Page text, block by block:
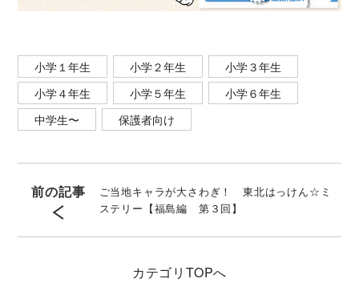
小学１年生 小学２年生
小学３年生
小学４年生
小学５年生
小学６年生
中学生〜
保護者向け
前の記事
ご当地キャラが大さわぎ！ 東北はっけん☆ミ
ステリー【福島編 第３回】
カテゴリ TOPへ